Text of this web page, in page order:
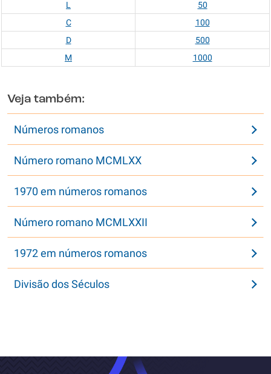
L
50
C
100
D
500
M
1000
Veja também:
Números romanos
Número romano MCMLXX
1970 em números romanos
Número romano MCMLXXII
1972 em números romanos
Divisão dos Séculos